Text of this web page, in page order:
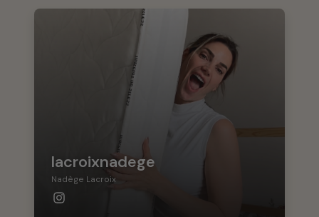
lacroixnadege
Nadège Lacroix